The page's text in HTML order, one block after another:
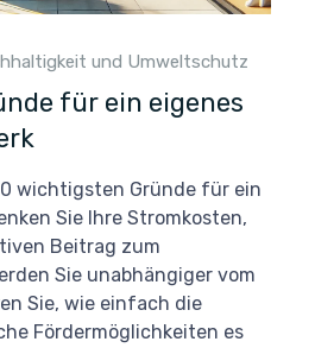
und Umweltschutz
für ein eigenes
wichtigsten Gründe für ein
Sie Ihre Stromkosten,
Beitrag zum
Sie unabhängiger vom
Sie, wie einfach die
Fördermöglichkeiten es